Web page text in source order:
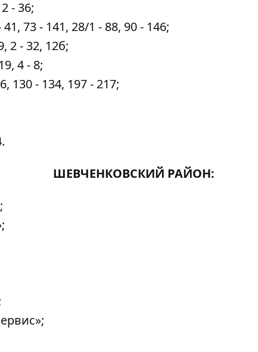
- 36;
73 - 141, 28/1 - 88, 90 - 146;
2 - 32, 12б;
4 - 8;
130 - 134, 197 - 217;
ШЕВЧЕНКОВСКИЙ РАЙОН: